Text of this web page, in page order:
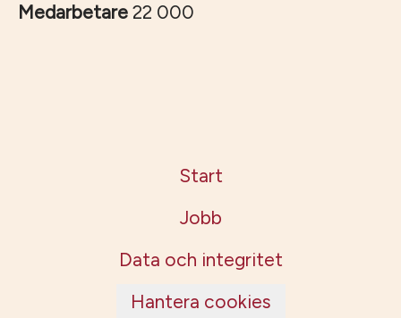
Medarbetare 22 000
Start
Jobb
Data och integritet
Hantera cookies